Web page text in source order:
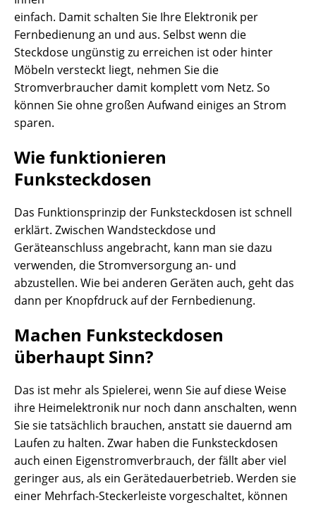
einfach. Damit schalten Sie Ihre Elektronik per
Fernbedienung an und aus. Selbst wenn die
Steckdose ungünstig zu erreichen ist oder hinter
Möbeln versteckt liegt, nehmen Sie die
Stromverbraucher damit komplett vom Netz. So
können Sie ohne großen Aufwand einiges an Strom
sparen.
Wie funktionieren
Funksteckdosen
Das Funktionsprinzip der Funksteckdosen ist schnell
erklärt. Zwischen Wandsteckdose und
Geräteanschluss angebracht, kann man sie dazu
verwenden, die Stromversorgung an- und
abzustellen. Wie bei anderen Geräten auch, geht das
dann per Knopfdruck auf der Fernbedienung.
Machen Funksteckdosen
überhaupt Sinn?
Das ist mehr als Spielerei, wenn Sie auf diese Weise
ihre Heimelektronik nur noch dann anschalten, wenn
Sie sie tatsächlich brauchen, anstatt sie dauernd am
Laufen zu halten. Zwar haben die Funksteckdosen
auch einen Eigenstromverbrauch, der fällt aber viel
geringer aus, als ein Gerätedauerbetrieb. Werden sie
einer Mehrfach-Steckerleiste vorgeschaltet, können